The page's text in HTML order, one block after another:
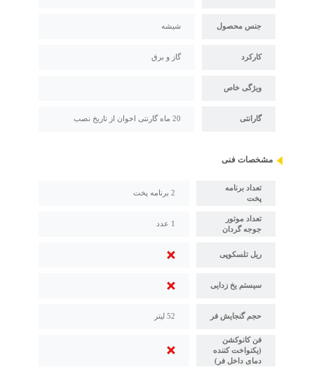
جنس محصول شیشه
کارکرد گاز و برق
ویژگی خاص
گارانتی 20 ماه گارنتی اخوان از تاریخ نصب
مشخصات فنی
تعداد برنامه
پخت
2 برنامه پخت
تعداد موتور
جوجه گردان
1 عدد
ریل تلسکوپی
سیستم یخ زدایی
حجم گنجایش فر 52 لیتر
فن کانوکشن
(یکنواخت کننده
دمای داخل فر)